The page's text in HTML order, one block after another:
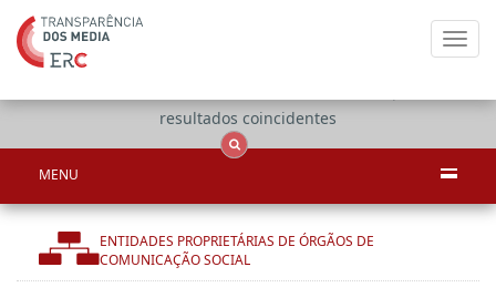
resultados coincidentes
MENU
ENTIDADES PROPRIETÁRIAS DE ÓRGÃOS DE
COMUNICAÇÃO SOCIAL